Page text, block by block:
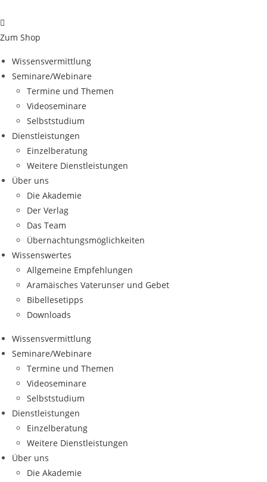
Inhalt
springen
Zum Shop
Wissensvermittlung
Seminare/Webinare
Termine und Themen
Videoseminare
Selbststudium
Dienstleistungen
Einzelberatung
Weitere Dienstleistungen
Über uns
Die Akademie
Der Verlag
Das Team
Übernachtungsmöglichkeiten
Wissenswertes
Allgemeine Empfehlungen
Aramäisches Vaterunser und Gebet
Bibellesetipps
Downloads
Wissensvermittlung
Seminare/Webinare
Termine und Themen
Videoseminare
Selbststudium
Dienstleistungen
Einzelberatung
Weitere Dienstleistungen
Über uns
Die Akademie